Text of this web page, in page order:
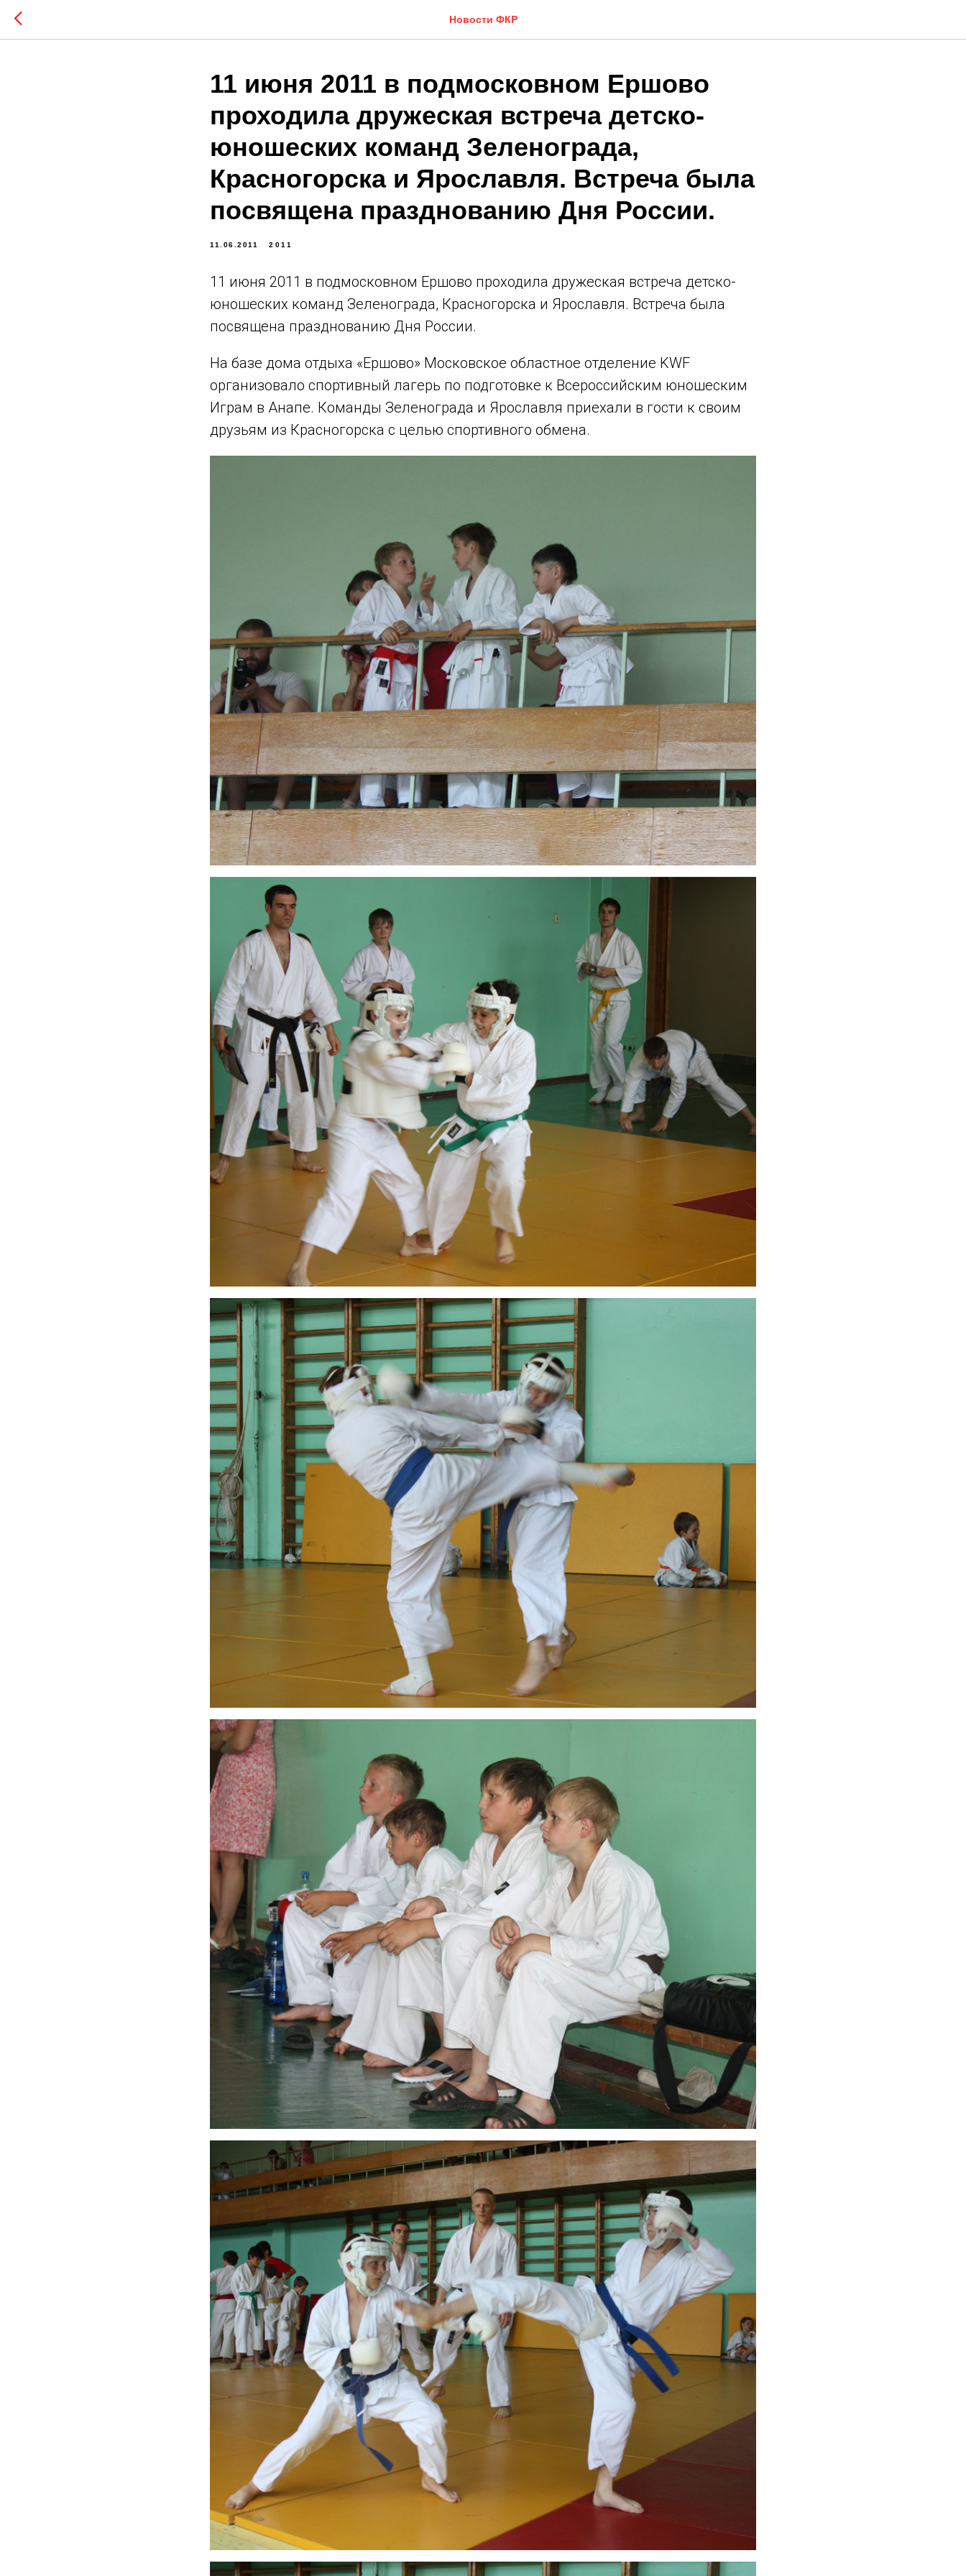
Новости ФКР
11 июня 2011 в подмосковном Ершово
проходила дружеская встреча детско-
юношеских команд Зеленограда,
Красногорска и Ярославля. Встреча была
посвящена празднованию Дня России.
11.06.2011 2011
11 июня 2011 в подмосковном Ершово проходила дружеская встреча детско-
юношеских команд Зеленограда, Красногорска и Ярославля. Встреча была
посвящена празднованию Дня России.
На базе дома отдыха «Ершово» Московское областное отделение KWF
организовало спортивный лагерь по подготовке к Всероссийским юношеским
Играм в Анапе. Команды Зеленограда и Ярославля приехали в гости к своим
друзьям из Красногорска с целью спортивного обмена.